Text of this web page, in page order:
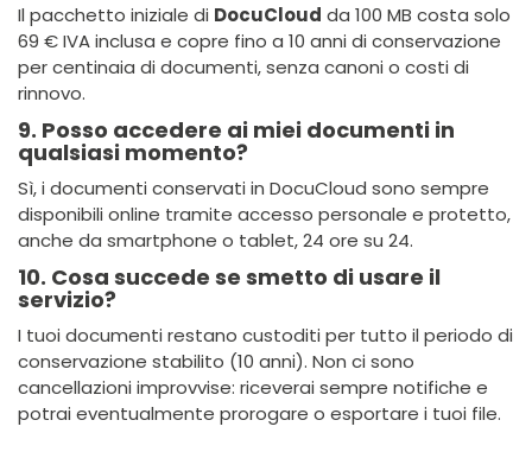
Il pacchetto iniziale di DocuCloud da 100 MB costa solo
69 € IVA inclusa e copre fino a 10 anni di conservazione
per centinaia di documenti, senza canoni o costi di
rinnovo.
9. Posso accedere ai miei documenti in
qualsiasi momento?
Sì, i documenti conservati in DocuCloud sono sempre
disponibili online tramite accesso personale e protetto,
anche da smartphone o tablet, 24 ore su 24.
10. Cosa succede se smetto di usare il
servizio?
I tuoi documenti restano custoditi per tutto il periodo di
conservazione stabilito (10 anni). Non ci sono
cancellazioni improvvise: riceverai sempre notifiche e
potrai eventualmente prorogare o esportare i tuoi file.